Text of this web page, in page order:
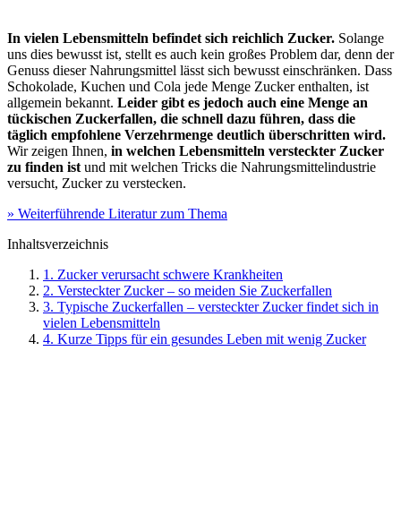
In vielen Lebensmitteln befindet sich reichlich Zucker. Solange
uns dies bewusst ist, stellt es auch kein großes Problem dar, denn der
Genuss dieser Nahrungsmittel lässt sich bewusst einschränken. Dass
Schokolade, Kuchen und Cola jede Menge Zucker enthalten, ist
allgemein bekannt. Leider gibt es jedoch auch eine Menge an
tückischen Zuckerfallen, die schnell dazu führen, dass die
täglich empfohlene Verzehrmenge deutlich überschritten wird.
Wir zeigen Ihnen, in welchen Lebensmitteln versteckter Zucker
zu finden ist und mit welchen Tricks die Nahrungsmittelindustrie
versucht, Zucker zu verstecken.
» Weiterführende Literatur zum Thema
Inhaltsverzeichnis
1. Zucker verursacht schwere Krankheiten
2. Versteckter Zucker – so meiden Sie Zuckerfallen
3. Typische Zuckerfallen – versteckter Zucker findet sich in
vielen Lebensmitteln
4. Kurze Tipps für ein gesundes Leben mit wenig Zucker